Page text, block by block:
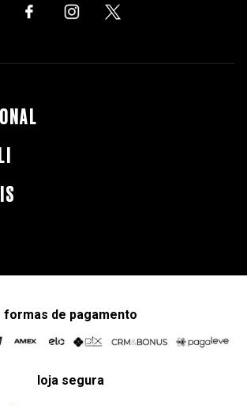
formas de pagamento
loja segura